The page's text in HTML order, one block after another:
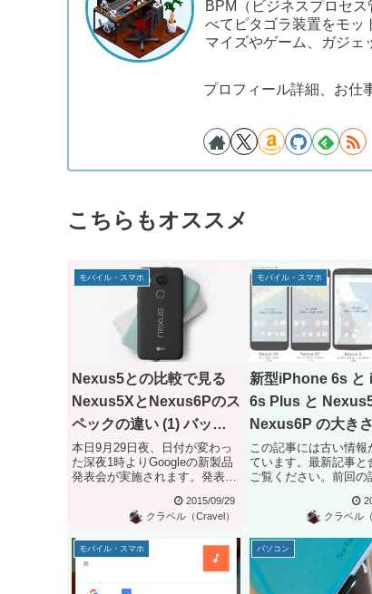
BPM（ビジネスプロセ
べてピタゴラ装置をモッ
マイズやゲーム、ガジェ
プロフィール詳細、お仕
こちらもオススメ
モバイル・スマホ
Nexus5との比較で見る
Nexus5XとNexus6Pのス
ペックの違い (1) バッテ
リーの持ちは？
本日9月29日夜、日付が変わっ
た深夜1時よりGoogleの新製品
発表会が実施されます。発表会
2015/09/29
クラベル（Cravel）
モバイル・スマホ
新型iPhone 6s と
6s Plus と
Nexus6P の大き
像
この記事には古い情報
ています。最新記事と
ご覧ください。前回の
クラベル
モバイル・スマホ パソコン